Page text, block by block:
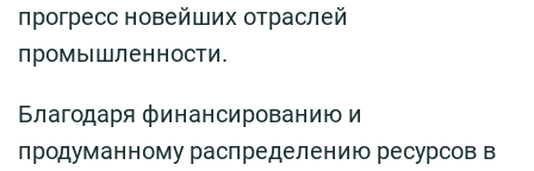
прогресс новейших отраслей
промышленности.
Благодаря финансированию и
продуманному распределению ресурсов в